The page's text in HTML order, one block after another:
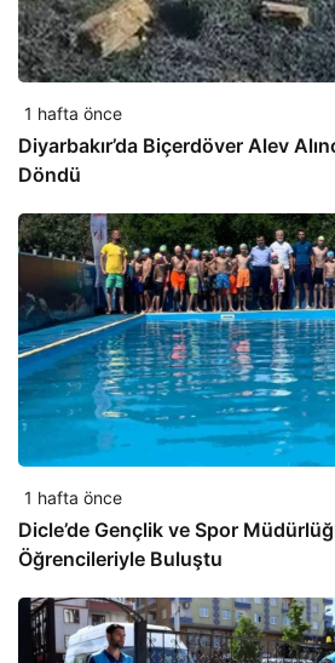
1 hafta önce
Diyarbakır’da Biçerdöver Alev
Döndü
1 hafta önce
Dicle’de Gençlik ve Spor
Öğrencileriyle Buluştu